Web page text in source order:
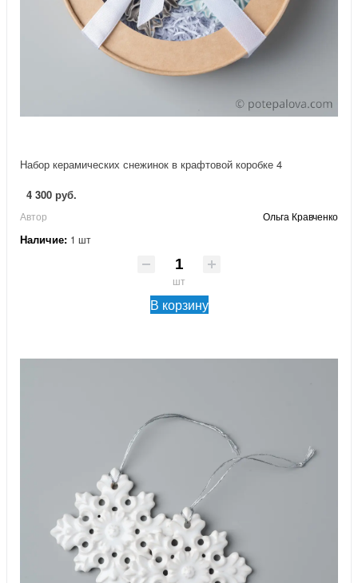
Набор керамических снежинок в крафтовой коробке 4
4 300 руб.
Автор Ольга Кравченко
Наличие: 1 шт
шт
В корзину